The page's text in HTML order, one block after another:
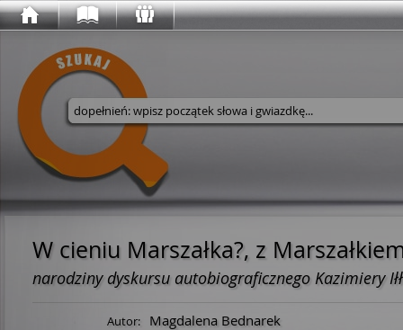
Wyszukaj w serwisie
W cieniu Marszałka?, z
narodziny dyskursu autobiograficznego Kazimiery
Autor: Magdalena Bednarek